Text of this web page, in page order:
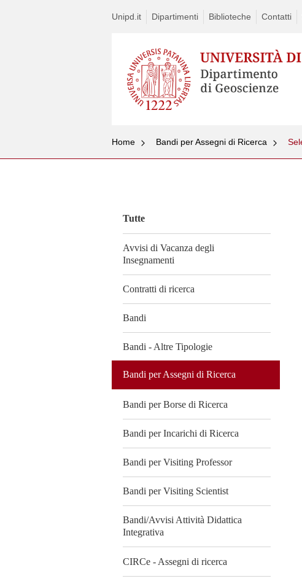
Unipd.it Dipartimenti Biblioteche Contatti
Home Bandi per Assegni di Ricerca
Tutte
Avvisi di Vacanza degli
Insegnamenti
Contratti di ricerca
Bandi
Bandi - Altre Tipologie
Bandi per Assegni di Ricerca
Bandi per Borse di Ricerca
Bandi per Incarichi di Ricerca
Bandi per Visiting Professor
Bandi per Visiting Scientist
Bandi/Avvisi Attività Didattica
Integrativa
CIRCe - Assegni di ricerca